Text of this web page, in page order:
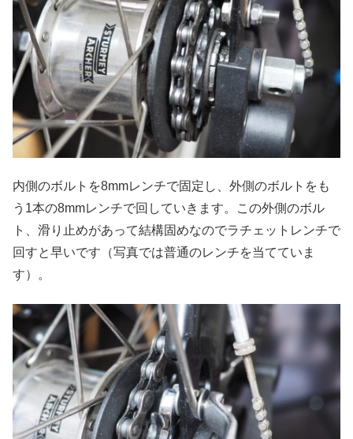
内側のボルトを8mmレンチで固定し、外側のボルトをも
う1本の8mmレンチで回していきます。この外側のボル
ト、滑り止めがあって結構固めなのでラチェットレンチで
回すと早いです（写真では普通のレンチを当てていま
す）。